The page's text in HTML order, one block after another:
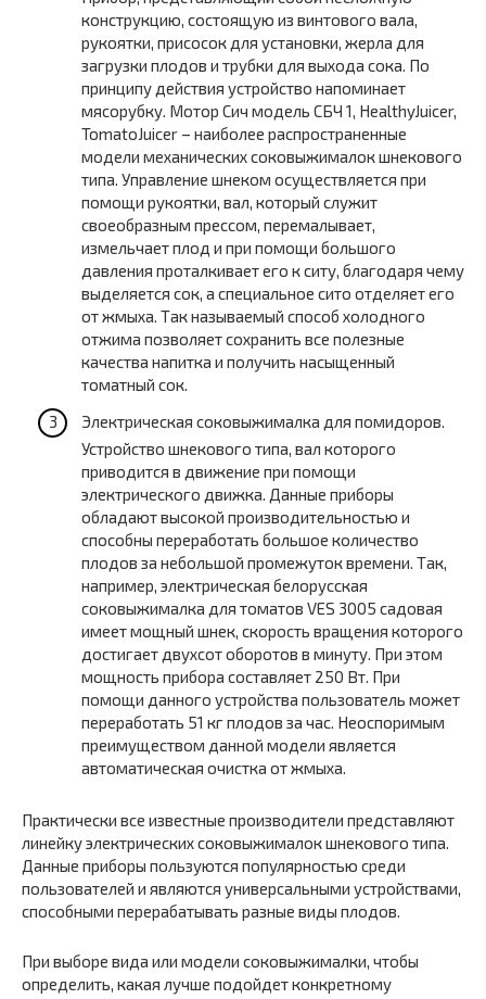
конструкцию, состоящую из винтового вала,
рукоятки, присосок для установки, жерла для
загрузки плодов и трубки для выхода сока. По
принципу действия устройство напоминает
мясорубку. Мотор Сич модель СБЧ 1, HealthyJuicer,
TomatoJuicer – наиболее распространенные
модели механических соковыжималок шнекового
типа. Управление шнеком осуществляется при
помощи рукоятки, вал, который служит
своеобразным прессом, перемалывает,
измельчает плод и при помощи большого
давления проталкивает его к ситу, благодаря чему
выделяется сок, а специальное сито отделяет его
от жмыха. Так называемый способ холодного
отжима позволяет сохранить все полезные
качества напитка и получить насыщенный
томатный сок.
Электрическая соковыжималка для помидоров.
Устройство шнекового типа, вал которого
приводится в движение при помощи
электрического движка. Данные приборы
обладают высокой производительностью и
способны переработать большое количество
плодов за небольшой промежуток времени. Так,
например, электрическая белорусская
соковыжималка для томатов VES 3005 садовая
имеет мощный шнек, скорость вращения которого
достигает двухсот оборотов в минуту. При этом
мощность прибора составляет 250 Вт. При
помощи данного устройства пользователь может
переработать 51 кг плодов за час. Неоспоримым
преимуществом данной модели является
автоматическая очистка от жмыха.
Практически все известные производители представляют
линейку электрических соковыжималок шнекового типа.
Данные приборы пользуются популярностью среди
пользователей и являются универсальными устройствами,
способными перерабатывать разные виды плодов.
При выборе вида или модели соковыжималки, чтобы
определить, какая лучше подойдет конкретному